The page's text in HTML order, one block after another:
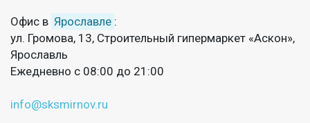
Офис в Ярославле :
ул. Громова, 13, Строительный гипермаркет «Аскон»,
Ярославль
Ежедневно с 08:00 до 21:00
info@sksmirnov.ru